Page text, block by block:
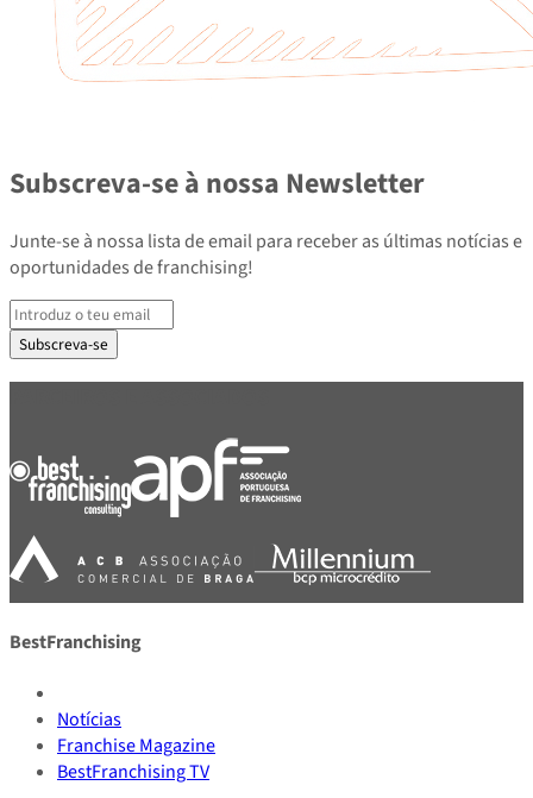
Subscreva-se à nossa Newsletter
Junte-se à nossa lista de email para receber as últimas notícias e
oportunidades de franchising!
Subscreva-se
BestFranchising
Notícias
Franchise Magazine
BestFranchising TV